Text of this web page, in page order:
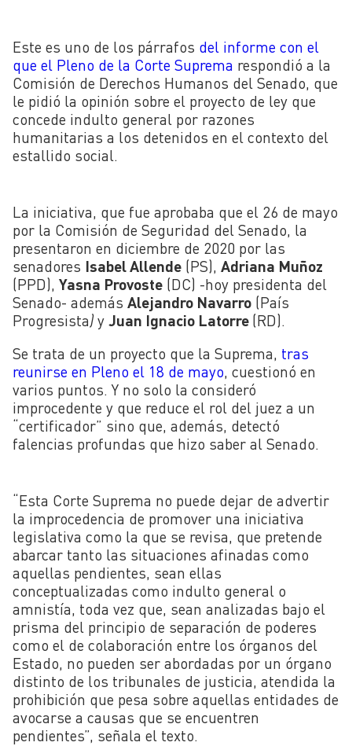
Este es uno de los párrafos del informe con el
que el Pleno de la Corte Suprema respondió a la
Comisión de Derechos Humanos del Senado, que
le pidió la opinión sobre el proyecto de ley que
concede indulto general por razones
humanitarias a los detenidos en el contexto del
estallido social.
La iniciativa, que fue aprobaba que el 26 de mayo
por la Comisión de Seguridad del Senado, la
presentaron en diciembre de 2020 por las
senadores Isabel Allende (PS), Adriana Muñoz
(PPD), Yasna Provoste (DC) -hoy presidenta del
Senado- además Alejandro Navarro (País
Progresista)y Juan Ignacio Latorre (RD).
Se trata de un proyecto que la Suprema, tras
reunirse en Pleno el 18 de mayo, cuestionó en
varios puntos. Y no solo la consideró
improcedente y que reduce el rol del juez a un
“certificador” sino que, además, detectó
falencias profundas que hizo saber al Senado.
“Esta Corte Suprema no puede dejar de advertir
la improcedencia de promover una iniciativa
legislativa como la que se revisa, que pretende
abarcar tanto las situaciones afinadas como
aquellas pendientes, sean ellas
conceptualizadas como indulto general o
amnistía, toda vez que, sean analizadas bajo el
prisma del principio de separación de poderes
como el de colaboración entre los órganos del
Estado, no pueden ser abordadas por un órgano
distinto de los tribunales de justicia, atendida la
prohibición que pesa sobre aquellas entidades de
avocarse a causas que se encuentren
pendientes”, señala el texto.